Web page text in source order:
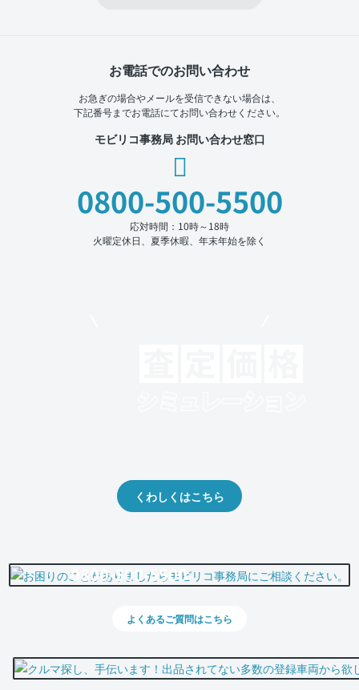
お電話でのお問い合わせ
お急ぎの場合やメールを受信できない場合は、
下記番号までお電話にてお問い合わせください。
モビリコ事務局 お問い合わせ窓口
0800-500-5500
応対時間：10時～18時
火曜定休日、夏季休暇、年末年始を除く
くわしくはこちら
0800-500-5500
よくあるご質問はこちら